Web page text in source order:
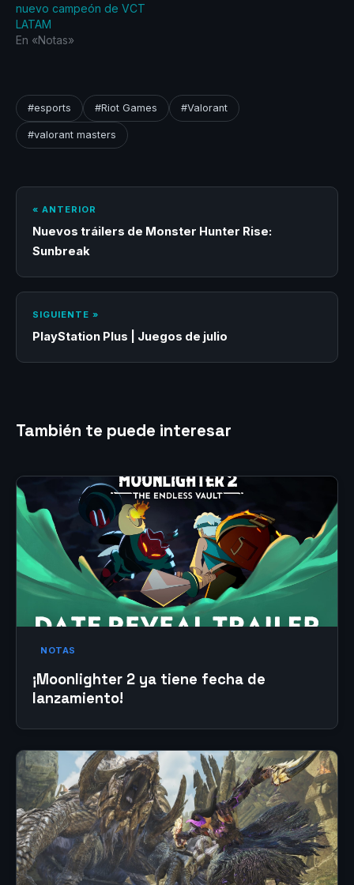
nuevo campeón de VCT
LATAM
En «Notas»
#esports #Riot Games #Valorant
#valorant masters
« ANTERIOR
Nuevos tráilers de Monster Hunter Rise:
Sunbreak
SIGUIENTE »
PlayStation Plus | Juegos de julio
También te puede interesar
NOTAS
¡Moonlighter 2 ya tiene fecha de
lanzamiento!